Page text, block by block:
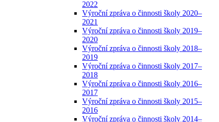
2022
Výroční zpráva o činnosti školy 2020–
2021
Výroční zpráva o činnosti školy 2019–
2020
Výroční zpráva o činnosti školy 2018–
2019
Výroční zpráva o činnosti školy 2017–
2018
Výroční zpráva o činnosti školy 2016–
2017
Výroční zpráva o činnosti školy 2015–
2016
Výroční zpráva o činnosti školy 2014–